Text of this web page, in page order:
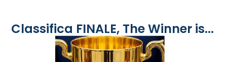
Classifica FINALE, The Winner is...